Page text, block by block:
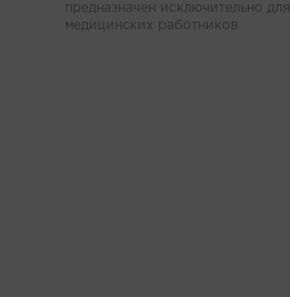
предназначен исключительно для
медицинских работников